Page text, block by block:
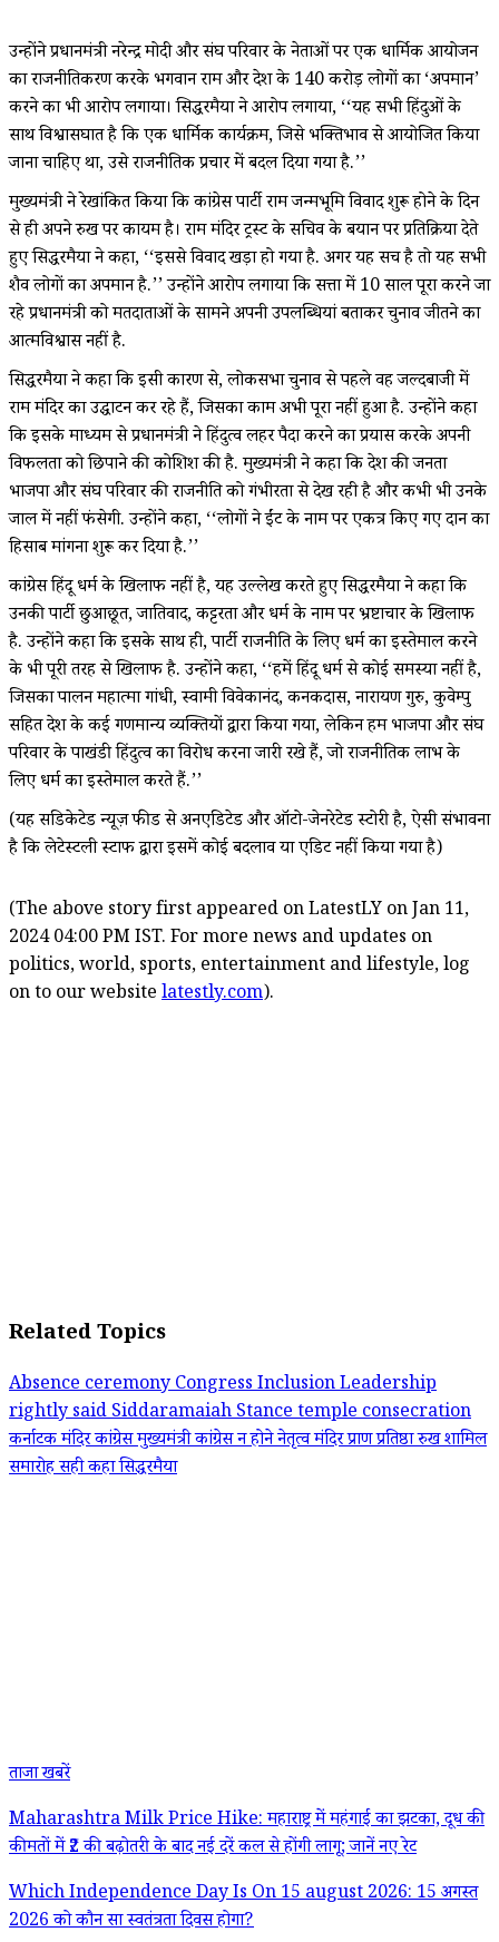
उन्होंने प्रधानमंत्री नरेन्द्र मोदी और संघ परिवार के नेताओं पर एक धार्मिक आयोजन
का राजनीतिकरण करके भगवान राम और देश के 140 करोड़ लोगों का ‘अपमान’
करने का भी आरोप लगाया। सिद्धरमैया ने आरोप लगाया, ‘‘यह सभी हिंदुओं के
साथ विश्वासघात है कि एक धार्मिक कार्यक्रम, जिसे भक्तिभाव से आयोजित किया
जाना चाहिए था, उसे राजनीतिक प्रचार में बदल दिया गया है.’’
मुख्यमंत्री ने रेखांकित किया कि कांग्रेस पार्टी राम जन्मभूमि विवाद शुरू होने के दिन
से ही अपने रुख पर कायम है। राम मंदिर ट्रस्ट के सचिव के बयान पर प्रतिक्रिया देते
हुए सिद्धरमैया ने कहा, ‘‘इससे विवाद खड़ा हो गया है. अगर यह सच है तो यह सभी
शैव लोगों का अपमान है.’’ उन्होंने आरोप लगाया कि सत्ता में 10 साल पूरा करने जा
रहे प्रधानमंत्री को मतदाताओं के सामने अपनी उपलब्धियां बताकर चुनाव जीतने का
आत्मविश्वास नहीं है.
सिद्धरमैया ने कहा कि इसी कारण से, लोकसभा चुनाव से पहले वह जल्दबाजी में
राम मंदिर का उद्घाटन कर रहे हैं, जिसका काम अभी पूरा नहीं हुआ है. उन्होंने कहा
कि इसके माध्यम से प्रधानमंत्री ने हिंदुत्व लहर पैदा करने का प्रयास करके अपनी
विफलता को छिपाने की कोशिश की है. मुख्यमंत्री ने कहा कि देश की जनता
भाजपा और संघ परिवार की राजनीति को गंभीरता से देख रही है और कभी भी उनके
जाल में नहीं फंसेगी. उन्होंने कहा, ‘‘लोगों ने ईंट के नाम पर एकत्र किए गए दान का
हिसाब मांगना शुरू कर दिया है.’’
कांग्रेस हिंदू धर्म के खिलाफ नहीं है, यह उल्लेख करते हुए सिद्धरमैया ने कहा कि
उनकी पार्टी छुआछूत, जातिवाद, कट्टरता और धर्म के नाम पर भ्रष्टाचार के खिलाफ
है. उन्होंने कहा कि इसके साथ ही, पार्टी राजनीति के लिए धर्म का इस्तेमाल करने
के भी पूरी तरह से खिलाफ है. उन्होंने कहा, ‘‘हमें हिंदू धर्म से कोई समस्या नहीं है,
जिसका पालन महात्मा गांधी, स्वामी विवेकानंद, कनकदास, नारायण गुरु, कुवेम्पु
सहित देश के कई गणमान्य व्यक्तियों द्वारा किया गया, लेकिन हम भाजपा और संघ
परिवार के पाखंडी हिंदुत्व का विरोध करना जारी रखे हैं, जो राजनीतिक लाभ के
लिए धर्म का इस्तेमाल करते हैं.’’
(यह सिंडिकेटेड न्यूज़ फीड से अनएडिटेड और ऑटो-जेनरेटेड स्टोरी है, ऐसी संभावना
है कि लेटेस्टली स्टाफ द्वारा इसमें कोई बदलाव या एडिट नहीं किया गया है)
(The above story first appeared on LatestLY on Jan 11,
2024 04:00 PM IST. For more news and updates on
politics, world, sports, entertainment and lifestyle, log
on to our website latestly.com).
Related Topics
AbsenceceremonyCongressInclusionLeadership
rightly saidSiddaramaiahStancetemple consecration
कर्नाटक मंदिर कांग्रेस मुख्यमंत्रीकांग्रेसन होनेनेतृत्वमंदिर प्राण प्रतिष्ठारुखशामिल
समारोहसही कहासिद्धरमैया
ताजा खबरें
Maharashtra Milk Price Hike: महाराष्ट्र में महंगाई का झटका, दूध की
कीमतों में ₹2 की बढ़ोतरी के बाद नई दरें कल से होंगी लागू; जानें नए रेट
Which Independence Day Is On 15 august 2026: 15 अगस्त
2026 को कौन सा स्वतंत्रता दिवस होगा?